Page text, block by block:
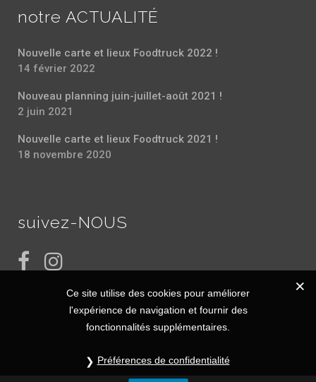
notre ACTUALITÉ
Nouvelle carte et lieux Foodtruck 2022 !
14 février 2022
Nouveau planning juin-juillet-août 2021 !
2 juin 2021
Nouvelle carte et lieux Foodtruck 2021 !
18 novembre 2020
suivez-NOUS
Ce site utilise des cookies pour améliorer
l'expérience de navigation et fournir des
fonctionnalités supplémentaires.
Préférences de confidentialité